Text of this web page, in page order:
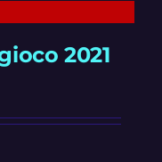
2021